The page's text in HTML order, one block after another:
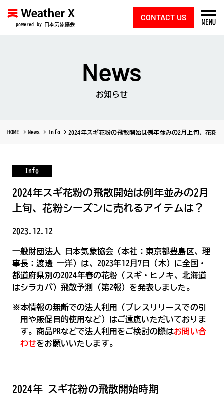
powered by 日本気象協会 MENU
CONTACT US
News
お知らせ
HOME News Info 2024年スギ花粉の飛散開始は例年並みの2月上旬、花粉
Info
2024年スギ花粉の飛散開始は例年並みの2月
上旬、花粉シーズンに売れるアイテムは？
2023.12.12
一般財団法人 日本気象協会（本社：東京都豊島区、理
事長：渡邊 一洋）は、2023年12月7日（木）に全国・
都道府県別の2024年春の花粉（スギ・ヒノキ、北海道
はシラカバ）飛散予測（第2報）を発表しました。
※本情報の無断での法人利用（プレスリリースでの引
用や販促目的使用など）はご遠慮いただいておりま
す。商品PRなどで法人利用をご検討の際はお問い合
わせをお願いいたします。
2024年 スギ花粉の飛散開始時期